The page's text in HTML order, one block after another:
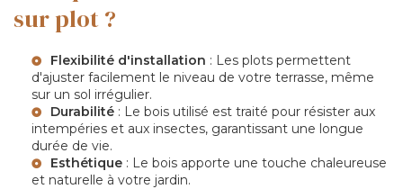
sur plot ?
Flexibilité d'installation : Les plots permettent
d'ajuster facilement le niveau de votre terrasse, même
sur un sol irrégulier.
Durabilité : Le bois utilisé est traité pour résister aux
intempéries et aux insectes, garantissant une longue
durée de vie.
Esthétique : Le bois apporte une touche chaleureuse
et naturelle à votre jardin.